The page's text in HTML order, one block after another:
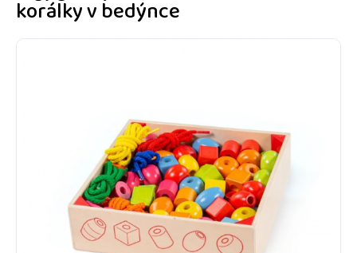
korálky v bedýnce